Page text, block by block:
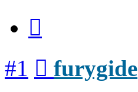
#1 furygide